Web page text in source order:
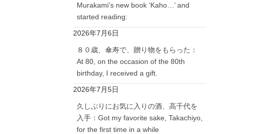
Murakami’s new book ‘Kaho…’ and
started reading:
2026年7月6日
８０歳、傘寿で、贈り物をもらった：
At 80, on the occasion of the 80th
birthday, I received a gift.
2026年7月5日
久しぶりにお気に入りの酒、高千代を
入手：Got my favorite sake, Takachiyo,
for the first time in a while